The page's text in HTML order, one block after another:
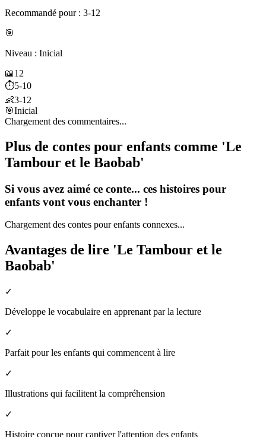
Recommandé pour : 3-12
🎯
Niveau : Inicial
📖12
⏱️5-10
👶3-12
🎯Inicial
Chargement des commentaires...
Plus de contes pour enfants comme 'Le
Tambour et le Baobab'
Si vous avez aimé ce conte... ces histoires pour
enfants vont vous enchanter !
Chargement des contes pour enfants connexes...
Avantages de lire 'Le Tambour et le
Baobab'
✓
Développe le vocabulaire en apprenant par la lecture
✓
Parfait pour les enfants qui commencent à lire
✓
Illustrations qui facilitent la compréhension
✓
Histoire conçue pour captiver l'attention des enfants